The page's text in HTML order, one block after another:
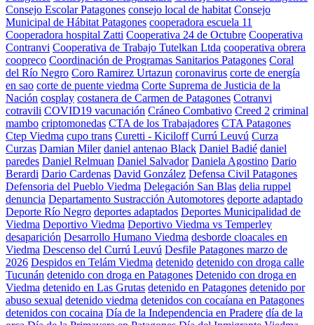
Consejo Escolar Patagones consejo local de habitat Consejo
Municipal de Hábitat Patagones cooperadora escuela 11
Cooperadora hospital Zatti Cooperativa 24 de Octubre Cooperativa
Contranvi Cooperativa de Trabajo Tutelkan Ltda cooperativa obrera
coopreco Coordinación de Programas Sanitarios Patagones Coral
del Río Negro Coro Ramirez Urtazun coronavirus corte de energía
en sao corte de puente viedma Corte Suprema de Justicia de la
Nación cosplay costanera de Carmen de Patagones Cotranvi
cotravili COVID19 vacunación Cráneo Combativo Creed 2 criminal
mambo criptomonedas CTA de los Trabajadores CTA Patagones
Ctep Viedma cupo trans Curetti - Kiciloff Currú Leuvú Curza
Curzas Damian Miler daniel antenao Black Daniel Badié daniel
paredes Daniel Relmuan Daniel Salvador Daniela Agostino Dario
Berardi Dario Cardenas David González Defensa Civil Patagones
Defensoria del Pueblo Viedma Delegación San Blas delia ruppel
denuncia Departamento Sustracción Automotores deporte adaptado
Deporte Río Negro deportes adaptados Deportes Municipalidad de
Viedma Deportivo Viedma Deportivo Viedma vs Temperley
desaparición Desarrollo Humano Viedma desborde cloacales en
Viedma Descenso del Currú Leuvú Desfile Patagones marzo de
2026 Despidos en Telám Viedma detenido detenido con droga calle
Tucunán detenido con droga en Patagones Detenido con droga en
Viedma detenido en Las Grutas detenido en Patagones detenido por
abuso sexual detenido viedma detenidos con cocaíana en Patagones
detenidos con cocaina Día de la Independencia en Pradere día de la